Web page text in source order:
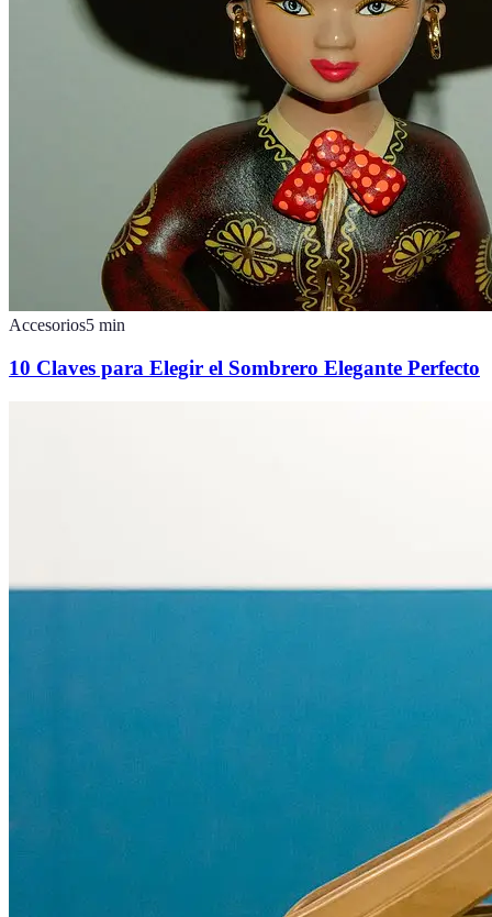
Accesorios5 min
10 Claves para Elegir el Sombrero Elegante Perfecto